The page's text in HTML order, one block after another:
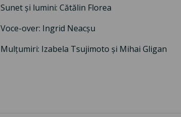
Sunet și lumini: Cătălin Florea
Voce-over: Ingrid Neacșu
Mulțumiri: Izabela Tsujimoto și Mihai Gligan